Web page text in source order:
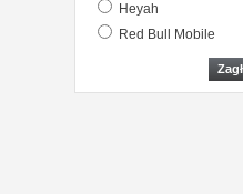
Heyah
Red Bull Mobile